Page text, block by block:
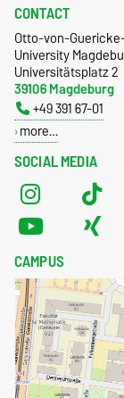
SOCIAL MEDIA
CONTACT
Otto-von-
University
Universitätsplatz 2
39106 Magdeburg
+49 391 67-01
more…
CAMPUS